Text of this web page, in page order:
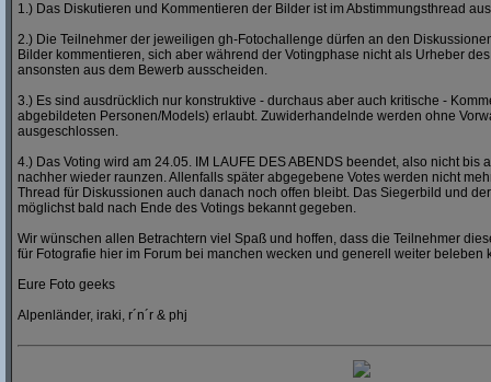
1.) Das Diskutieren und Kommentieren der Bilder ist im Abstimmungsthread
2.) Die Teilnehmer der jeweiligen gh-Fotochallenge dürfen an den
Bilder kommentieren, sich aber während der Votingphase nicht als Urheber
ansonsten aus dem Bewerb ausscheiden.
3.) Es sind ausdrücklich nur konstruktive - durchaus aber auch kritische -
abgebildeten Personen/Models) erlaubt. Zuwiderhandelnde werden ohne
ausgeschlossen.
4.) Das Voting wird am 24.05. IM LAUFE DES ABENDS beendet, also nicht bis
nachher wieder raunzen. Allenfalls später abgegebene Votes werden nicht
Thread für Diskussionen auch danach noch offen bleibt. Das Siegerbild und
möglichst bald nach Ende des Votings bekannt gegeben.
Wir wünschen allen Betrachtern viel Spaß und hoffen, dass die Teilnehmer
für Fotografie hier im Forum bei manchen wecken und generell weiter beleben
Eure Foto geeks
Alpenländer, iraki, r´n´r & phj